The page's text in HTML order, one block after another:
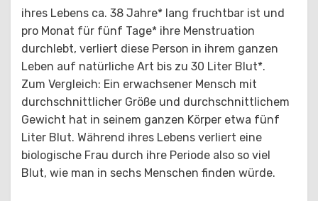
ihres Lebens ca. 38 Jahre* lang fruchtbar ist und
pro Monat für fünf Tage* ihre Menstruation
durchlebt, verliert diese Person in ihrem ganzen
Leben auf natürliche Art bis zu 30 Liter Blut*.
Zum Vergleich: Ein erwachsener Mensch mit
durchschnittlicher Größe und durchschnittlichem
Gewicht hat in seinem ganzen Körper etwa fünf
Liter Blut. Während ihres Lebens verliert eine
biologische Frau durch ihre Periode also so viel
Blut, wie man in sechs Menschen finden würde.